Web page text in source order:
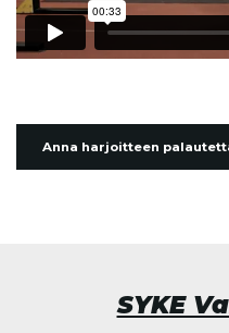
Anna harjoitteen
SYKE